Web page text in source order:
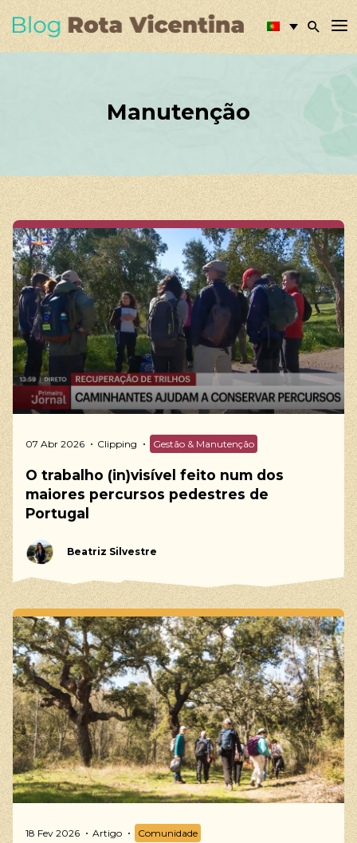
Manutenção
07 Abr 2026 Clipping Gestão & Manutenção
O trabalho (in)visível feito num dos
maiores percursos pedestres de
Portugal
Beatriz Silvestre
18 Fev 2026 Artigo Comunidade